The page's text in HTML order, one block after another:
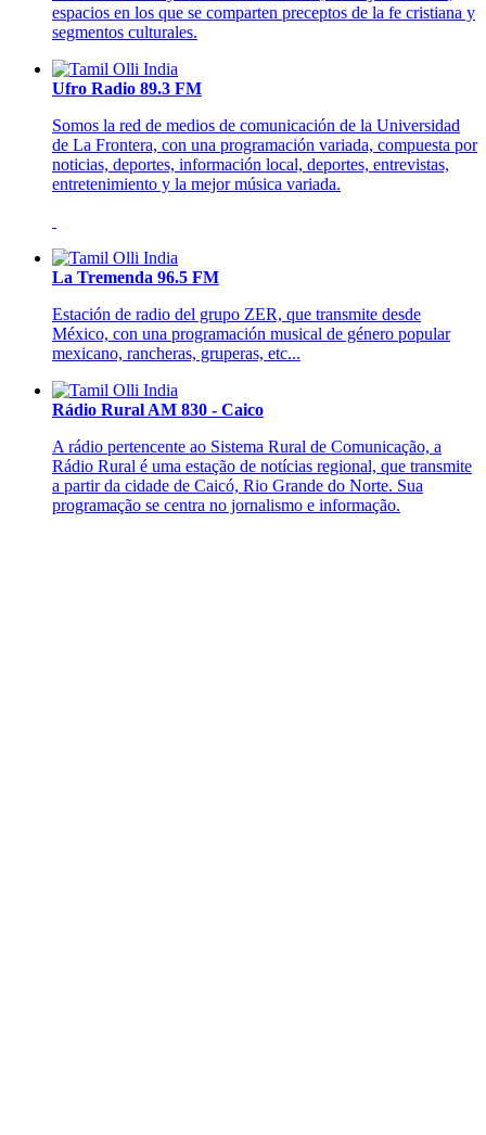
espacios en los que se comparten preceptos de la fe cristiana y
segmentos culturales.
Ufro Radio 89.3 FM
Somos la red de medios de comunicación de la Universidad
de La Frontera, con una programación variada, compuesta por
noticias, deportes, información local, deportes, entrevistas,
entretenimiento y la mejor música variada.
La Tremenda 96.5 FM
Estación de radio del grupo ZER, que transmite desde
México, con una programación musical de género popular
mexicano, rancheras, gruperas, etc...
Rádio Rural AM 830 - Caico
A rádio pertencente ao Sistema Rural de Comunicação, a
Rádio Rural é uma estação de notícias regional, que transmite
a partir da cidade de Caicó, Rio Grande do Norte. Sua
programação se centra no jornalismo e informação.